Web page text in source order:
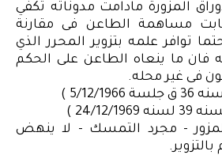
المزورة مادامت مدوناته تكفي
مساهمة الطاعن فى مقارنة
توافر علمه بتزوير المحرر الذي
فان ما ينعاه الطاعن على الحكم
فى غير محله.
- مجرد التمسك - لا ينهض